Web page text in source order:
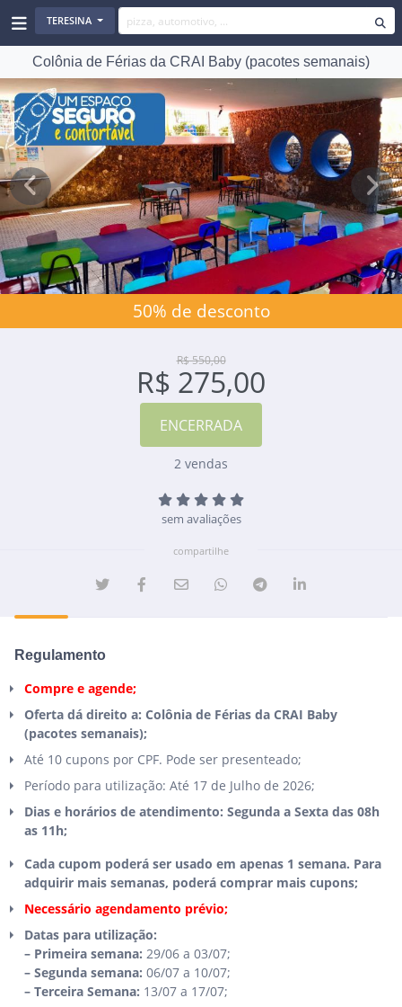
TERESINA
Colônia de Férias da CRAI Baby (pacotes semanais)
Previous Next
50% de desconto
R$ 550,00
R$ 275,00
2 vendas
sem avaliações
compartilhe
Regulamento
Compre e agende;
Oferta dá direito a: Colônia de Férias da CRAI Baby
(pacotes semanais);
Até 10 cupons por CPF. Pode ser presenteado;
Período para utilização: Até 17 de Julho de 2026;
Dias e horários de atendimento: Segunda a Sexta das 08h
as 11h;
Cada cupom poderá ser usado em apenas 1 semana. Para
adquirir mais semanas, poderá comprar mais cupons;
Necessário agendamento prévio;
Datas para utilização:
– Primeira semana: 29/06 a 03/07;
– Segunda semana: 06/07 a 10/07;
– Terceira Semana: 13/07 a 17/07;